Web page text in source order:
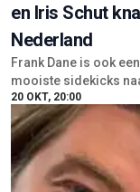
en Iris Schut
Nederland
Frank Dane is ook
mooiste sidekicks
20 OKT, 20:00